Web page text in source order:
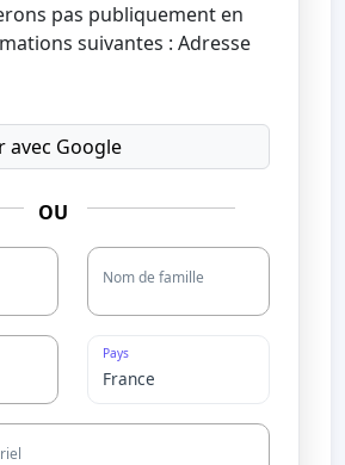
pas publiquement en
suivantes : Adresse
avec Google
OU
Nom de famille
Pays